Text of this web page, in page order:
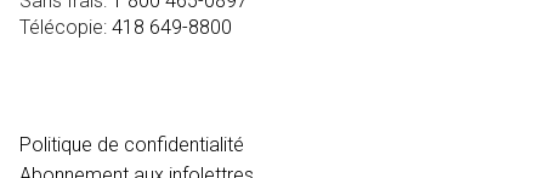
Télécopie: 418 649-8800
Politique de confidentialité